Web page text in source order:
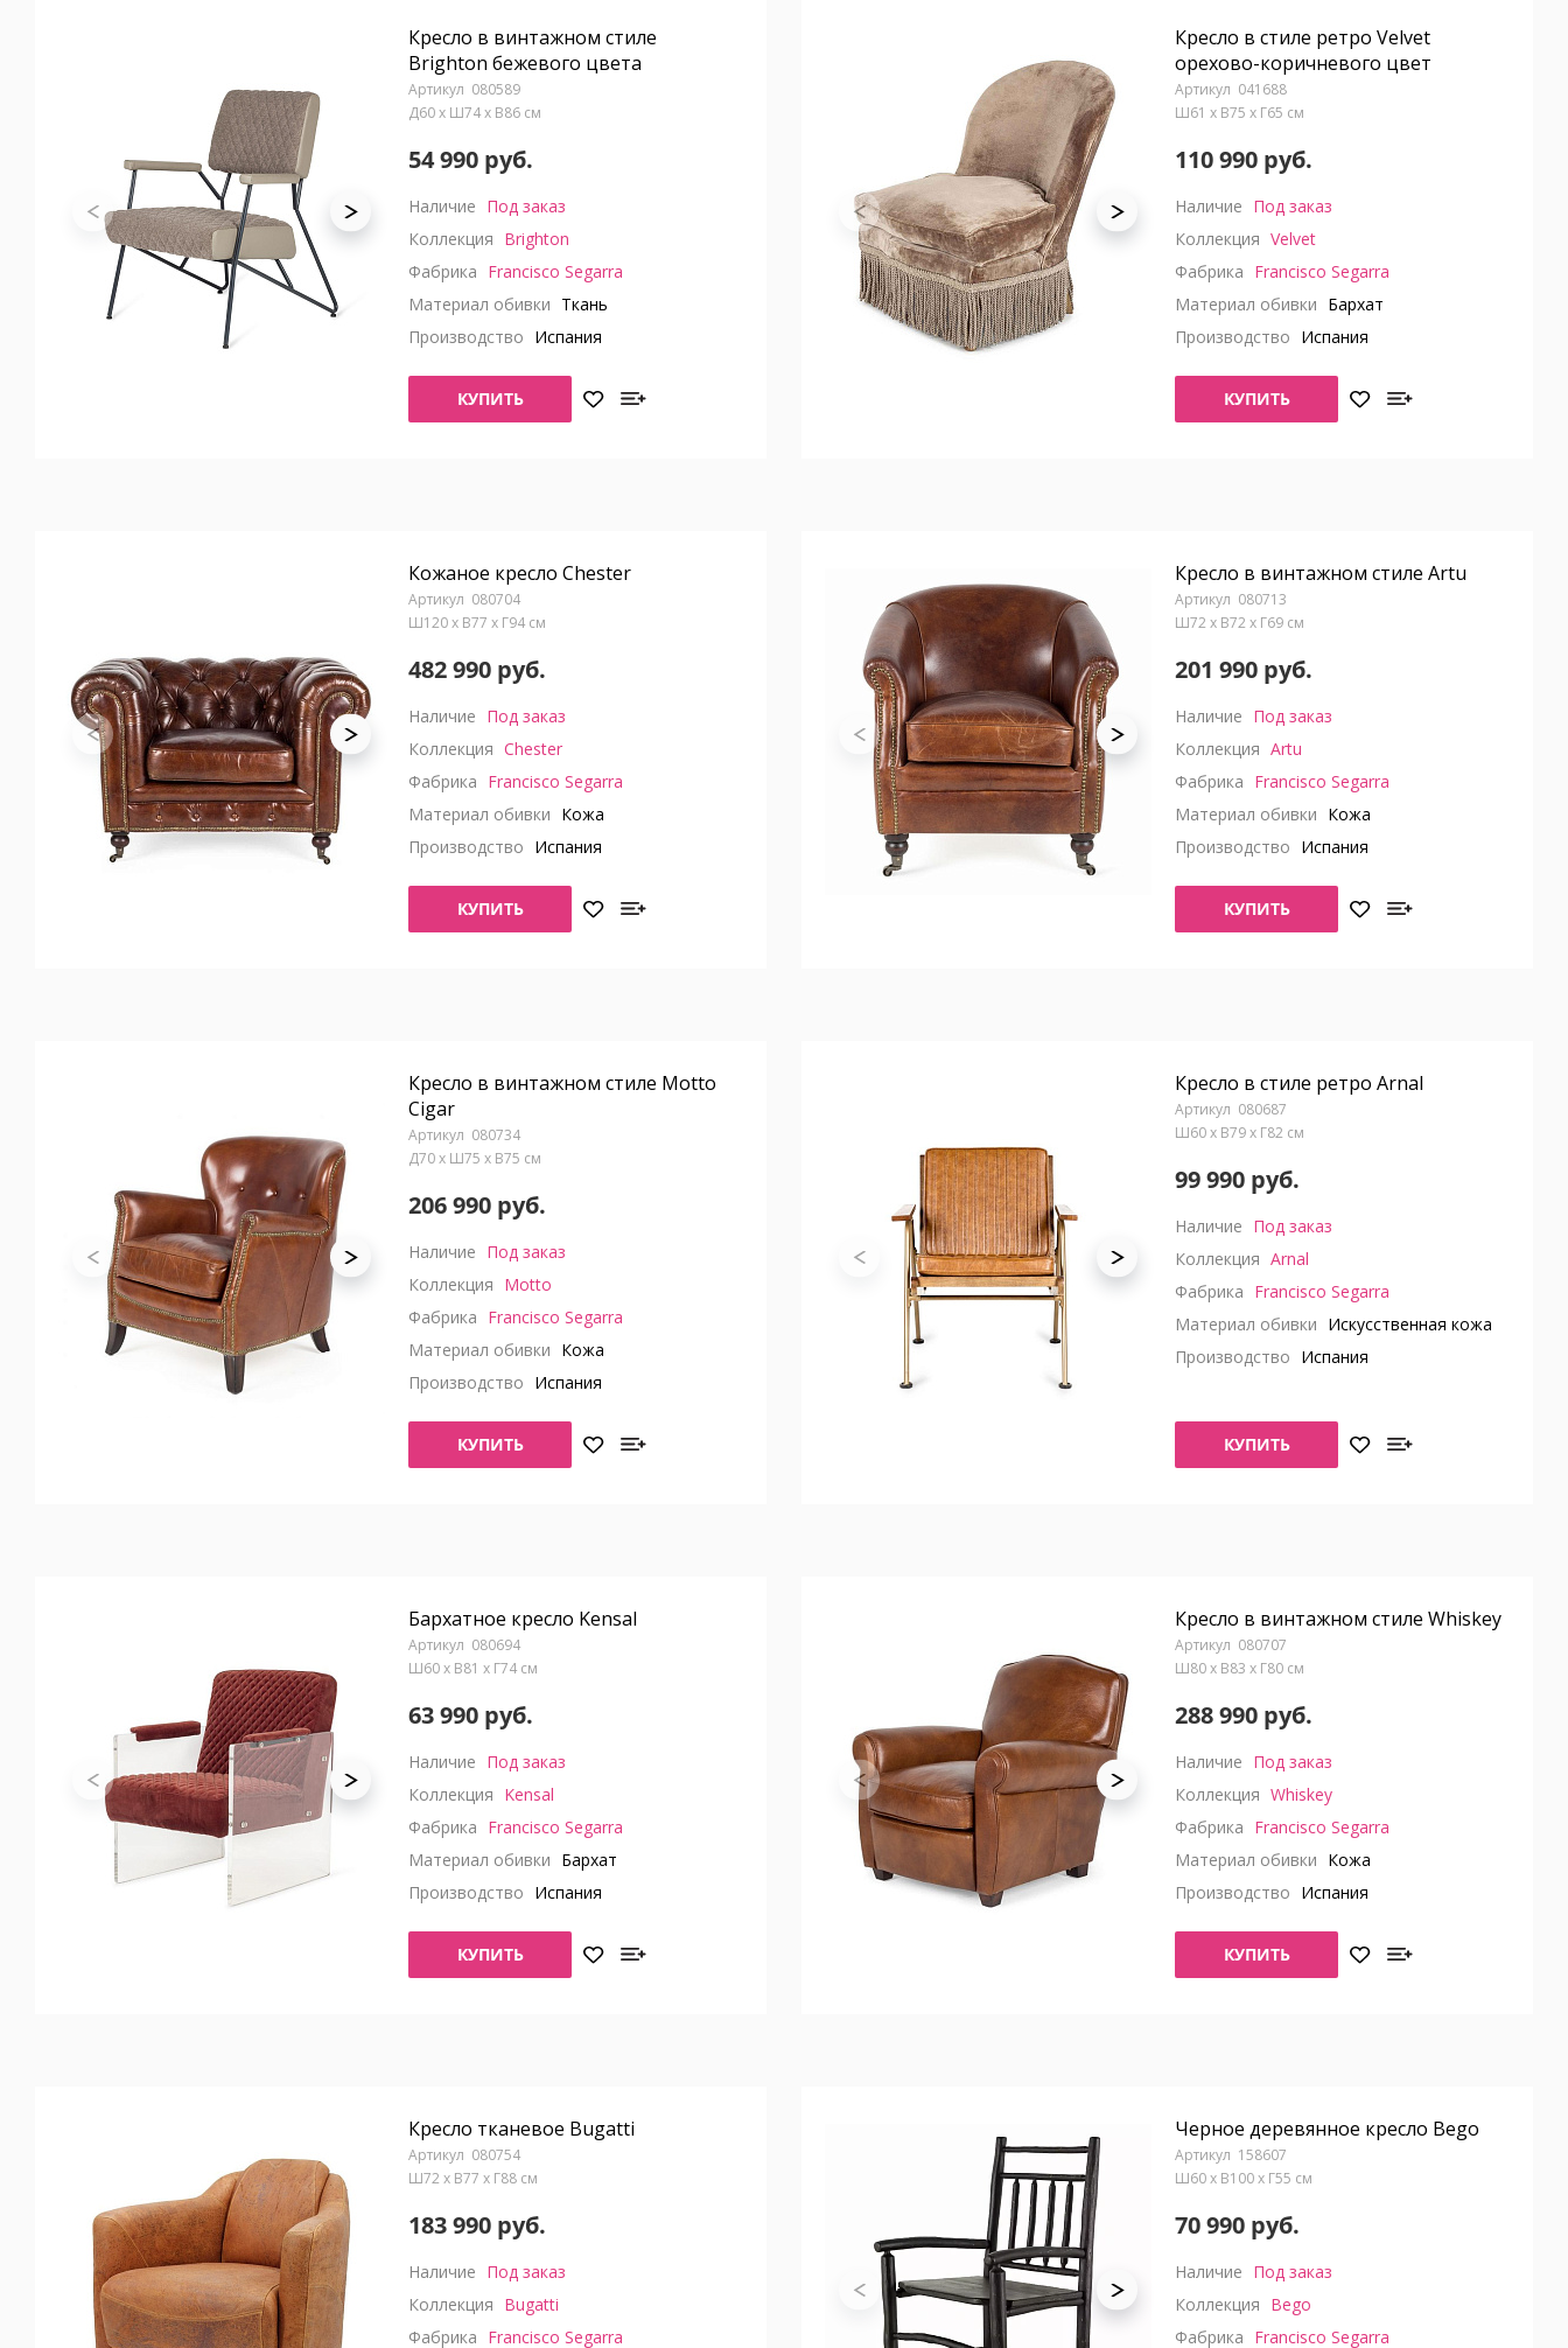
Кресло в винтажном стиле
Brighton бежевого цвета
080589
Д60 x Ш74 x В86 см
54 990 руб.
Наличие Под заказ
Коллекция Brighton
Фабрика Francisco Segarra
Материал обивки Ткань
Производство Испания
КУПИТЬ
Кресло в стиле ретро Velvet
орехово-коричневого цвет
041688
Ш61 x В75 x Г65 см
110 990 руб.
Наличие Под заказ
Коллекция Velvet
Фабрика Francisco Segarra
Материал обивки Бархат
Производство Испания
КУПИТЬ
Кожаное кресло Chester
080704
Ш120 x В77 x Г94 см
482 990 руб.
Наличие Под заказ
Коллекция Chester
Фабрика Francisco Segarra
Материал обивки Кожа
Производство Испания
КУПИТЬ
Кресло в винтажном стиле Artu
080713
Ш72 x В72 x Г69 см
201 990 руб.
Наличие Под заказ
Коллекция Artu
Фабрика Francisco Segarra
Материал обивки Кожа
Производство Испания
КУПИТЬ
Кресло в винтажном стиле Motto
Cigar
080734
Д70 x Ш75 x В75 см
206 990 руб.
Наличие Под заказ
Коллекция Motto
Фабрика Francisco Segarra
Материал обивки Кожа
Производство Испания
КУПИТЬ
Кресло в стиле ретро Arnal
080687
Ш60 x В79 x Г82 см
99 990 руб.
Наличие Под заказ
Коллекция Arnal
Фабрика Francisco Segarra
Материал обивки Искусственная кожа
Производство Испания
КУПИТЬ
Бархатное кресло Kensal
080694
Ш60 x В81 x Г74 см
63 990 руб.
Наличие Под заказ
Коллекция Kensal
Фабрика Francisco Segarra
Материал обивки Бархат
Производство Испания
КУПИТЬ
Кресло в винтажном стиле Whiskey
080707
Ш80 x В83 x Г80 см
288 990 руб.
Наличие Под заказ
Коллекция Whiskey
Фабрика Francisco Segarra
Материал обивки Кожа
Производство Испания
КУПИТЬ
Кресло тканевое Bugatti
080754
Ш72 x В77 x Г88 см
183 990 руб.
Наличие Под заказ
Коллекция Bugatti
Фабрика Francisco Segarra
Черное деревянное кресло Bego
158607
Ш60 x В100 x Г55 см
70 990 руб.
Наличие Под заказ
Коллекция Bego
Фабрика Francisco Segarra